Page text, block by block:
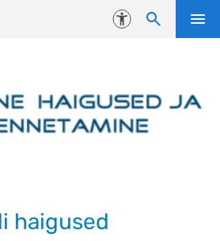
Juurdepääsetavus
haigused